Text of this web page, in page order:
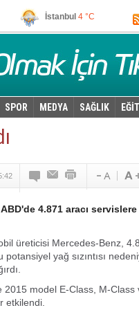
SPOR MEDYA SAĞLIK
4.871 aracı servislere
üreticisi Mercedes-Benz,
yağ sızıntısı
2015 model E-Class, M-Class
etkilendi.